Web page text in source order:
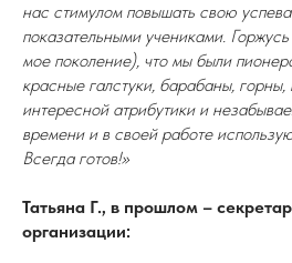
нас стимулом повышать свою
показательными учениками.
мое поколение), что мы были
красные галстуки, барабаны, горны,
интересной атрибутики и
времени и в своей работе
Всегда готов!»
Татьяна Г., в прошлом –
организации: